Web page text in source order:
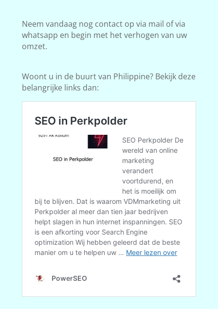
Neem vandaag nog contact op via mail of via
whatsapp en begin met het verhogen van uw
omzet.
Woont u in de buurt van Philippine? Bekijk deze
belangrijke links dan: